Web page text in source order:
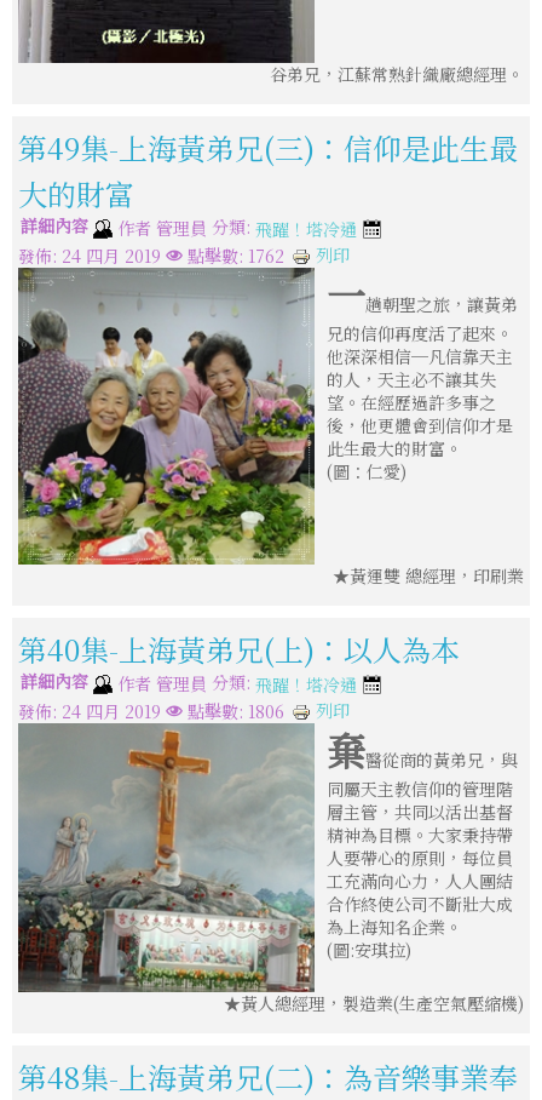
谷弟兄，江蘇常熟針織廠總經理。
第49集-上海黃弟兄(三)：信仰是此生最
大的財富
詳細內容 作者 管理員 分類: 飛躍！塔冷通
發佈: 24 四月 2019
點擊數: 1762 列印
一趟朝聖之旅，讓黃弟
兄的信仰再度活了起來。
他深深相信─凡信靠天主
的人，天主必不讓其失
望。在經歷過許多事之
後，他更體會到信仰才是
此生最大的財富。
(圖：仁愛)
★黃運雙 總經理，印刷業
第40集-上海黃弟兄(上)：以人為本
詳細內容 作者 管理員 分類: 飛躍！塔冷通
發佈: 24 四月 2019
點擊數: 1806 列印
棄醫從商的黃弟兄，與
同屬天主教信仰的管理階
層主管，共同以活出基督
精神為目標。大家秉持帶
人要帶心的原則，每位員
工充滿向心力，人人團結
合作終使公司不斷壯大成
為上海知名企業。
(圖:安琪拉)
★黃人總經理，製造業(生產空氣壓縮機)
第48集-上海黃弟兄(二)：為音樂事業奉